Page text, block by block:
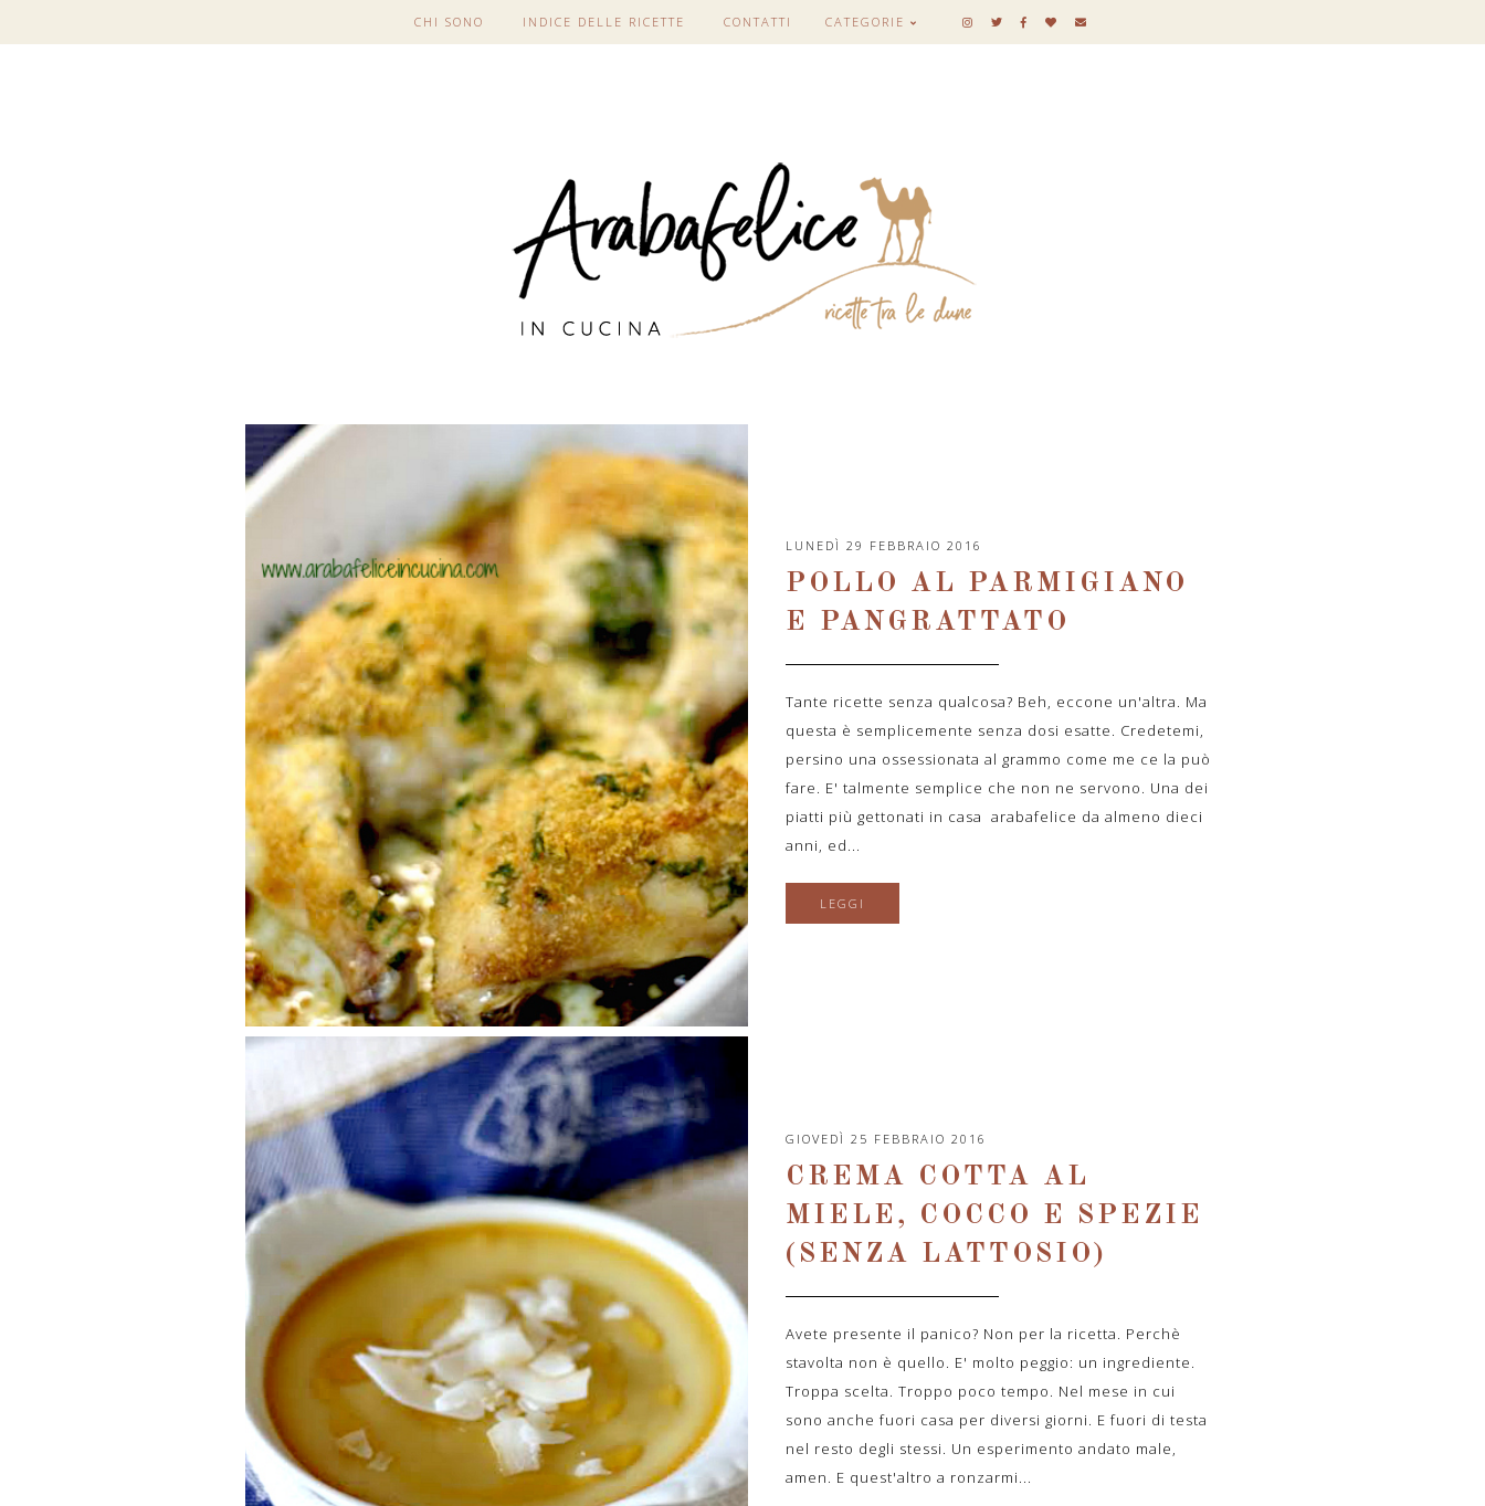
CHI SONO INDICE DELLE RICETTE CONTATTI CATEGORIE
LUNEDÌ 29 FEBBRAIO 2016
POLLO AL PARMIGIANO
E PANGRATTATO
Tante ricette senza qualcosa? Beh, eccone un'altra. Ma
questa è semplicemente senza dosi esatte. Credetemi,
persino una ossessionata al grammo come me ce la può
fare. E' talmente semplice che non ne servono. Una dei
piatti più gettonati in casa arabafelice da almeno dieci
anni, ed...
LEGGI
GIOVEDÌ 25 FEBBRAIO 2016
CREMA COTTA AL
MIELE, COCCO E SPEZIE
(SENZA LATTOSIO)
Avete presente il panico? Non per la ricetta. Perchè
stavolta non è quello. E' molto peggio: un ingrediente.
Troppa scelta. Troppo poco tempo. Nel mese in cui
sono anche fuori casa per diversi giorni. E fuori di testa
nel resto degli stessi. Un esperimento andato male,
amen. E quest'altro a ronzarmi...